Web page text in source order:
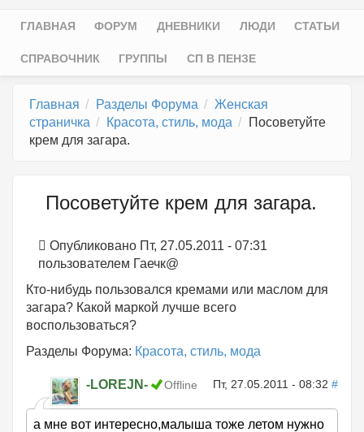
Главное меню
ГЛАВНАЯ ФОРУМ ДНЕВНИКИ ЛЮДИ СТАТЬИ
СПРАВОЧНИК ГРУППЫ СП В ПЕНЗЕ
Главная Разделы Форума
Женская
страничка
Красота, стиль, мода
Посоветуйте
крем для загара.
Посоветуйте крем для загара.
Опубликовано Пт, 27.05.2011 - 07:31
пользователем Гаечк@
Кто-нибудь пользовался кремами или маслом для
загара? Какой маркой лучше всего
воспользоваться?
Разделы Форума: Красота, стиль, мода
-LOREJN- Offline Пт, 27.05.2011 - 08:32 #
а мне вот интересно,малыша тоже летом нужно